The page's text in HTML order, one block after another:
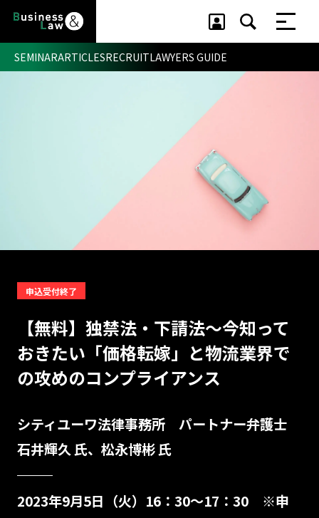
SEMINARARTICLESRECRUITLAWYERS GUIDE
申込受付終了
【無料】独禁法・下請法～今知って
おきたい「価格転嫁」と物流業界で
の攻めのコンプライアンス
シティユーワ法律事務所 パートナー弁護士
石井輝久 氏、松永博彬 氏
2023年9月5日（火）16：30～17：30 ※申